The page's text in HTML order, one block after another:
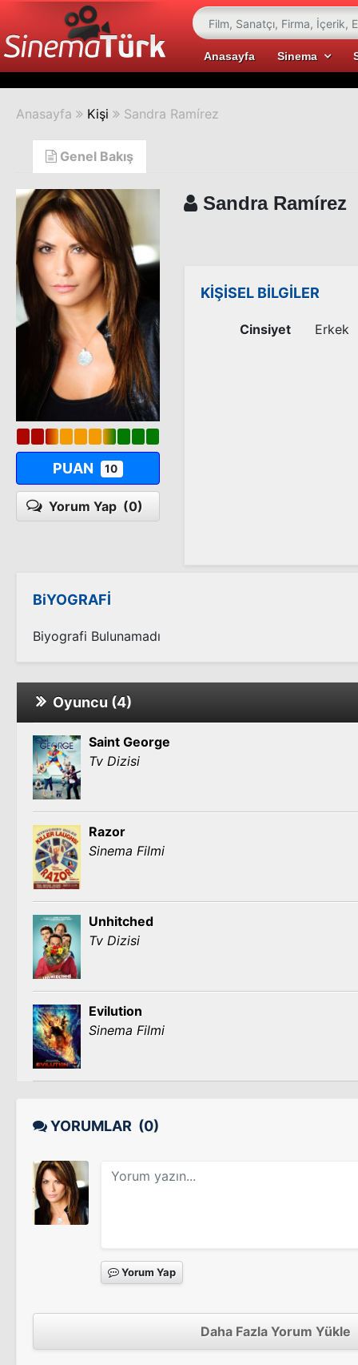
Anasayfa Sinema
Anasayfa Kişi Sandra Ramírez
Genel Bakış
PUAN 10
Yorum Yap (0)
Sandra Ramírez
KİŞİSEL BİLGİLER
Cinsiyet Erkek
BiYOGRAFİ
Biyografi Bulunamadı
Oyuncu (4)
Saint George
Tv Dizisi
Razor
Sinema Filmi
Unhitched
Tv Dizisi
Evilution
Sinema Filmi
YORUMLAR (0)
Yorum Yap
Daha Fazla Yorum Yükle